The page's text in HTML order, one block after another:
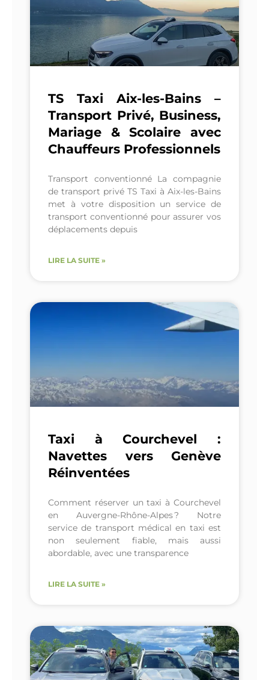
TS Taxi Aix-les-Bains –
Transport Privé, Business,
Mariage & Scolaire avec
Chauffeurs Professionnels
Transport conventionné La compagnie
de transport privé TS Taxi à Aix-les-Bains
met à votre disposition un service de
transport conventionné pour assurer vos
déplacements depuis
LIRE LA SUITE »
Taxi à Courchevel :
Navettes vers Genève
Réinventées
Comment réserver un taxi à Courchevel
en Auvergne-Rhône-Alpes ? Notre
service de transport médical en taxi est
non seulement fiable, mais aussi
abordable, avec une transparence
LIRE LA SUITE »